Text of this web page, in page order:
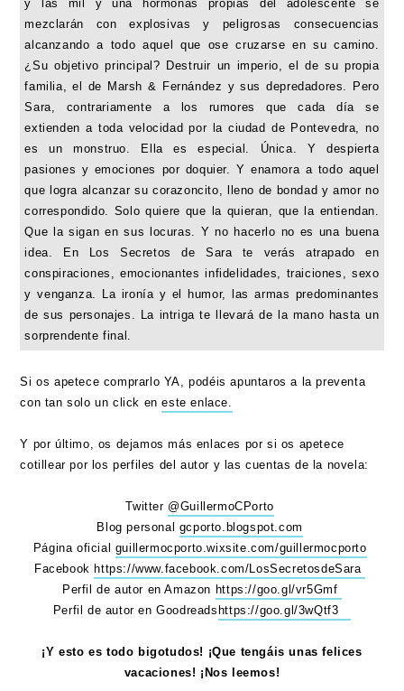
y las mil y una hormonas propias del adolescente se
mezclarán con explosivas y peligrosas consecuencias
alcanzando a todo aquel que ose cruzarse en su camino.
¿Su objetivo principal? Destruir un imperio, el de su propia
familia, el de Marsh & Fernández y sus depredadores. Pero
Sara, contrariamente a los rumores que cada día se
extienden a toda velocidad por la ciudad de Pontevedra, no
es un monstruo. Ella es especial. Única. Y despierta
pasiones y emociones por doquier. Y enamora a todo aquel
que logra alcanzar su corazoncito, lleno de bondad y amor no
correspondido. Solo quiere que la quieran, que la entiendan.
Que la sigan en sus locuras. Y no hacerlo no es una buena
idea. En Los Secretos de Sara te verás atrapado en
conspiraciones, emocionantes infidelidades, traiciones, sexo
y venganza. La ironía y el humor, las armas predominantes
de sus personajes. La intriga te llevará de la mano hasta un
sorprendente final.
Si os apetece comprarlo YA, podéis apuntaros a la preventa
con tan solo un click eneste enlace.
Y por último, os dejamos más enlaces por si os apetece
cotillear por los perfiles del autor y las cuentas de la novela:
Twitter @GuillermoCPorto
Blog personal gcporto.blogspot.com
Página oficial guillermocporto.wixsite.com/guillermocporto
Facebook https://www.facebook.com/LosSecretosdeSara
Perfil de autor en Amazon https://goo.gl/vr5Gmf
Perfil de autor en Goodreads https://goo.gl/3wQtf3
¡Y esto es todo bigotudos! ¡Que tengáis unas felices
vacaciones! ¡Nos leemos!